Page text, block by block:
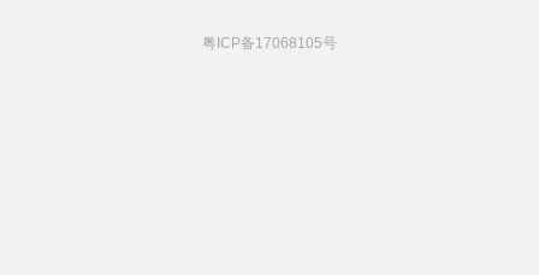
粤ICP备17068105号